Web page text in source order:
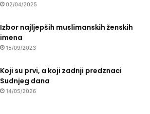
02/04/2025
Izbor najljepših muslimanskih ženskih
imena
15/09/2023
Koji su prvi, a koji zadnji predznaci
Sudnjeg dana
14/05/2026